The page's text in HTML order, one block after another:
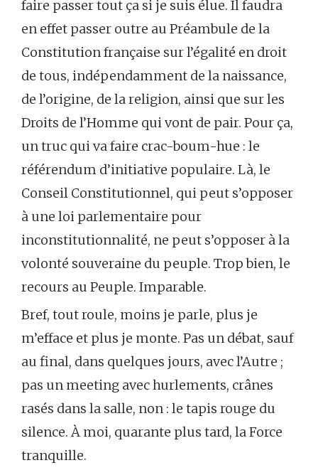
faire passer tout ça si je suis élue. Il faudra
en effet passer outre au Préambule de la
Constitution française sur l’égalité en droit
de tous, indépendamment de la naissance,
de l’origine, de la religion, ainsi que sur les
Droits de l’Homme qui vont de pair. Pour ça,
un truc qui va faire crac-boum-hue : le
référendum d’initiative populaire. Là, le
Conseil Constitutionnel, qui peut s’opposer
à une loi parlementaire pour
inconstitutionnalité, ne peut s’opposer à la
volonté souveraine du peuple. Trop bien, le
recours au Peuple. Imparable.
Bref, tout roule, moins je parle, plus je
m’efface et plus je monte. Pas un débat, sauf
au final, dans quelques jours, avec l’Autre ;
pas un meeting avec hurlements, crânes
rasés dans la salle, non : le tapis rouge du
silence. À moi, quarante plus tard, la Force
tranquille.